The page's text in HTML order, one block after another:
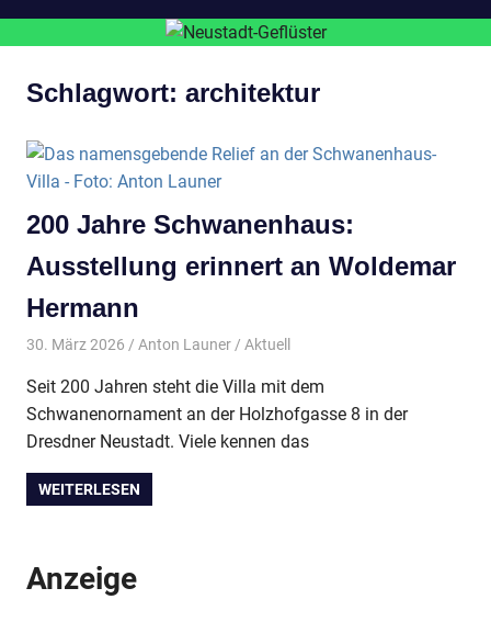
Schlagwort: architektur
200 Jahre Schwanenhaus:
Ausstellung erinnert an Woldemar
Hermann
30. März 2026 Anton Launer Aktuell
Seit 200 Jahren steht die Villa mit dem
Schwanenornament an der Holzhofgasse 8 in der
Dresdner Neustadt. Viele kennen das
WEITERLESEN
Anzeige